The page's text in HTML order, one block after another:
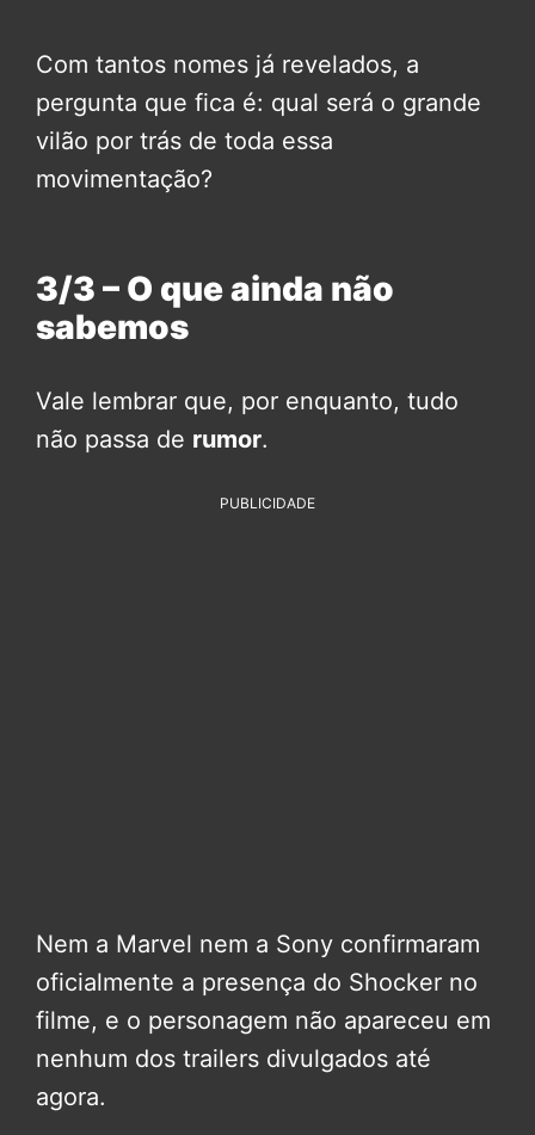
Com tantos nomes já revelados, a
pergunta que fica é: qual será o grande
vilão por trás de toda essa
movimentação?
3/3 – O que ainda não
sabemos
Vale lembrar que, por enquanto, tudo
não passa de rumor.
PUBLICIDADE
Nem a Marvel nem a Sony confirmaram
oficialmente a presença do Shocker no
filme, e o personagem não apareceu em
nenhum dos trailers divulgados até
agora.